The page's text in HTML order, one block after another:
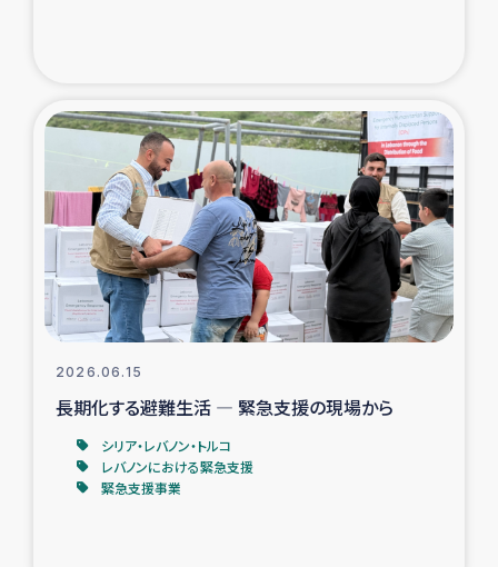
復興応援隊の活動
仮設住宅生活支援・農業復興支援
漁業復興支援
インターン・ボランティア日誌
居場所づくり
2026.06.15
長期化する避難生活 ― 緊急支援の現場から
シリア・レバノン・トルコ
レバノンにおける緊急支援
緊急支援事業